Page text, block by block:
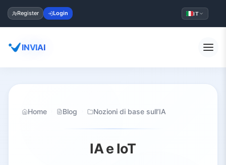
Register Login IT
INVIAI
Home Blog Nozioni di base sull’IA
IA e IoT